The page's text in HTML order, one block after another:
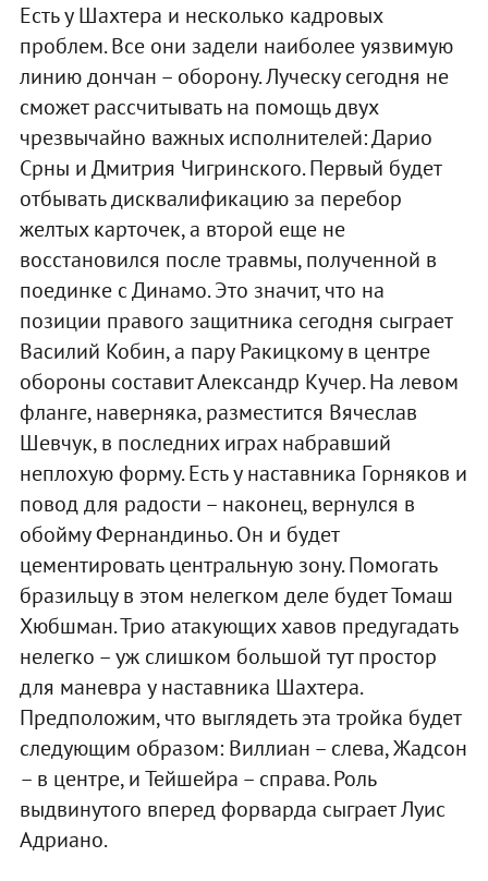
Есть у Шахтера и несколько кадровых
проблем. Все они задели наиболее уязвимую
линию дончан – оборону. Луческу сегодня не
сможет рассчитывать на помощь двух
чрезвычайно важных исполнителей: Дарио
Срны и Дмитрия Чигринского. Первый будет
отбывать дисквалификацию за перебор
желтых карточек, а второй еще не
восстановился после травмы, полученной в
поединке с Динамо. Это значит, что на
позиции правого защитника сегодня сыграет
Василий Кобин, а пару Ракицкому в центре
обороны составит Александр Кучер. На левом
фланге, наверняка, разместится Вячеслав
Шевчук, в последних играх набравший
неплохую форму. Есть у наставника Горняков и
повод для радости – наконец, вернулся в
обойму Фернандиньо. Он и будет
цементировать центральную зону. Помогать
бразильцу в этом нелегком деле будет Томаш
Хюбшман. Трио атакующих хавов предугадать
нелегко – уж слишком большой тут простор
для маневра у наставника Шахтера.
Предположим, что выглядеть эта тройка будет
следующим образом: Виллиан – слева, Жадсон
– в центре, и Тейшейра – справа. Роль
выдвинутого вперед форварда сыграет Луис
Адриано.